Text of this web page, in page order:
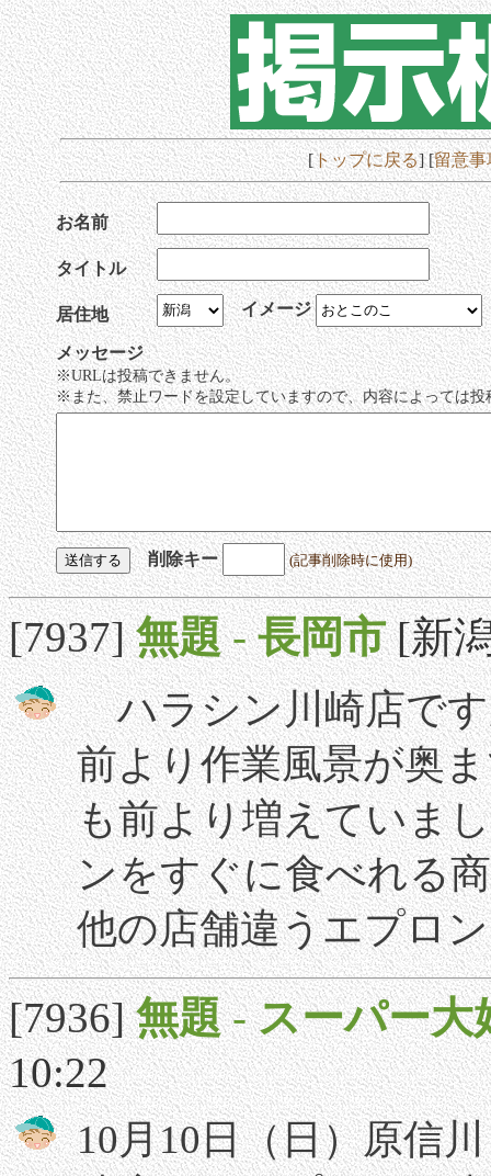
[トップに戻る] [留意事
お名前
タイトル
居住地 イメージ
メッセージ
※URLは投稿できません。
※また、禁止ワードを設定していますので、内容によっては
削除キー (記事削除時に使用)
[7937]無題-長岡市 [新
ハラシン川崎店です
前より作業風景が奥
も前より増えていま
ンをすぐに食べれる
他の店舗違うエプロ
[7936]無題-スーパー大
10:22
10月10日（日）原信川